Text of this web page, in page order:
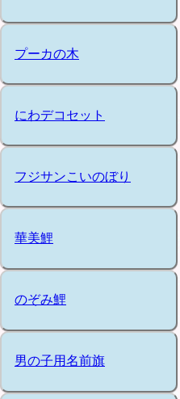
プーカの木
にわデコセット
フジサンこいのぼり
華美鯉
のぞみ鯉
男の子用名前旗